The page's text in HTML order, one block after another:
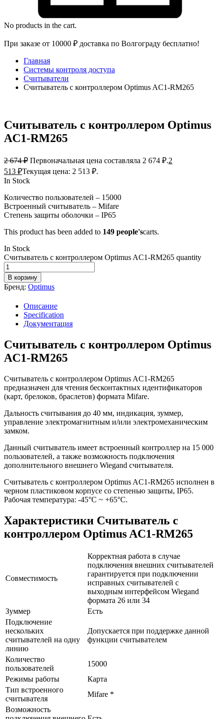
No products in the cart.
При заказе от 10000 ₽ доставка по Волгограду бесплатно!
Главная
Системы контроля доступа
Считыватели
Считыватель с контроллером Optimus AC1-RM265
Считыватель с контроллером Optimus
AC1-RM265
2 674₽ Первоначальная цена составляла 2 674 ₽.2
513 ₽Текущая цена: 2 513 ₽.
In Stock
Количество пользователей – 15000
Встроенный считыватель – Mifare
Степень защиты оболочки – IP65
This product has been added to 149 people'scarts.
In Stock
Считыватель с контроллером Optimus AC1-RM265 quantity
В корзину
Бренд: Optimus
Описание
Specification
Документация
Считыватель с контроллером Optimus
AC1-RM265
Считыватель с контроллером Optimus AC1-RM265
предназначен для чтения бесконтактных идентификаторов
(карт, брелоков, браслетов) формата Mifare.
Дальность считывания до 40 мм, индикация, зуммер,
управление электромагнитным и/или электромеханическим
замком.
Данный считыватель имеет встроенный контроллер на 15 000
пользователей, а также возможность подключения
дополнительного внешнего Wiegand считывателя.
Считыватель с контроллером Optimus AC1-RM265 исполнен в
черном пластиковом корпусе со степенью защиты, IP65.
Рабочая температура: -45°С ~ +65°С.
Характеристики Считыватель с
контроллером Optimus AC1-RM265
Совместимость
Корректная работа в случае
подключения внешних считывателей
гарантируется при подключении
исправных считывателей с
выходным интерфейсом Wiegand
формата 26 или 34
Зуммер
Есть
Подключение
нескольких
считывателей на одну
линию
Допускается при поддержке данной
функции считывателем
Количество
пользователей
15000
Режимы работы
Карта
Тип встроенного
считывателя
Mifare *
Возможность